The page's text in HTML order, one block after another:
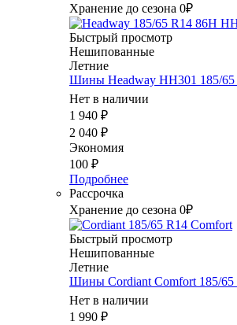
Хранение до сезона 0₽
Быстрый просмотр
Нешипованные
Летние
Шины Headway HH301 185/65
Нет в наличии
1 940 ₽
2 040 ₽
Экономия
100 ₽
Подробнее
Рассрочка
Хранение до сезона 0₽
Быстрый просмотр
Нешипованные
Летние
Шины Cordiant Comfort 185/65
Нет в наличии
1 990 ₽